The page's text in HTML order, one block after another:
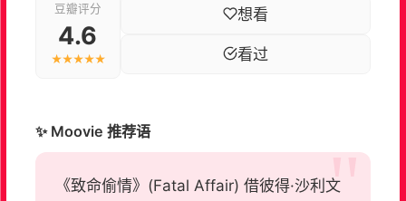
豆瓣评分
4.6
★★★★★
想看
看过
✨ Moovie 推荐语
《致命偷情》(Fatal Affair) 借彼得·沙利文